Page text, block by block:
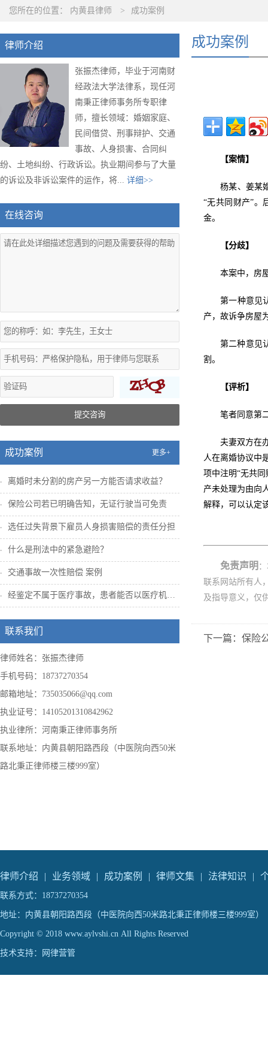
您所在的位置： 内黄县律师 > 成功案例
律师介绍
张振杰律师，毕业于河南财
经政法大学法律系，现任河
南秉正律师事务所专职律
师，擅长领域：婚姻家庭、
民间借贷、刑事辩护、交通
事故、人身损害、合同纠
纷、土地纠纷、行政诉讼。执业期间参与了大量
的诉讼及非诉讼案件的运作，将... 详细>>
在线咨询
提交咨询
成功案例 更多+
离婚时未分割的房产另一方能否请求收益？
保险公司若已明确告知，无证行驶当可免责
选任过失背景下雇员人身损害赔偿的责任分担
什么是刑法中的紧急避险？
交通事故一次性赔偿 案例
经鉴定不属于医疗事故，患者能否以医疗机构...
联系我们
律师姓名：张振杰律师
手机号码：18737270354
邮箱地址：735035066@qq.com
执业证号：14105201310842962
执业律所：河南秉正律师事务所
联系地址：内黄县朝阳路西段（中医院向西50米
路北秉正律师楼三楼999室）
成功案例
【案情】
杨某、姜某
“无共同财产”。
金。
【分歧】
本案中，房
第一种意见
产，故诉争房屋
第二种意见
割。
【评析】
笔者同意第
夫妻双方在
人在离婚协议中
项中注明“无共
产未处理为由向
解释，可以认定
免责声明
联系网站所有人
及指导意义，仅
下一篇：保险
律师介绍 | 业务领域 | 成功案例 | 律师文集 | 法律知识 |
联系方式：18737270354
地址：内黄县朝阳路西段（中医院向西50米路北秉正律师楼三楼999室）
Copyright © 2018 www.aylvshi.cn All Rights Reserved
技术支持： 网律营管